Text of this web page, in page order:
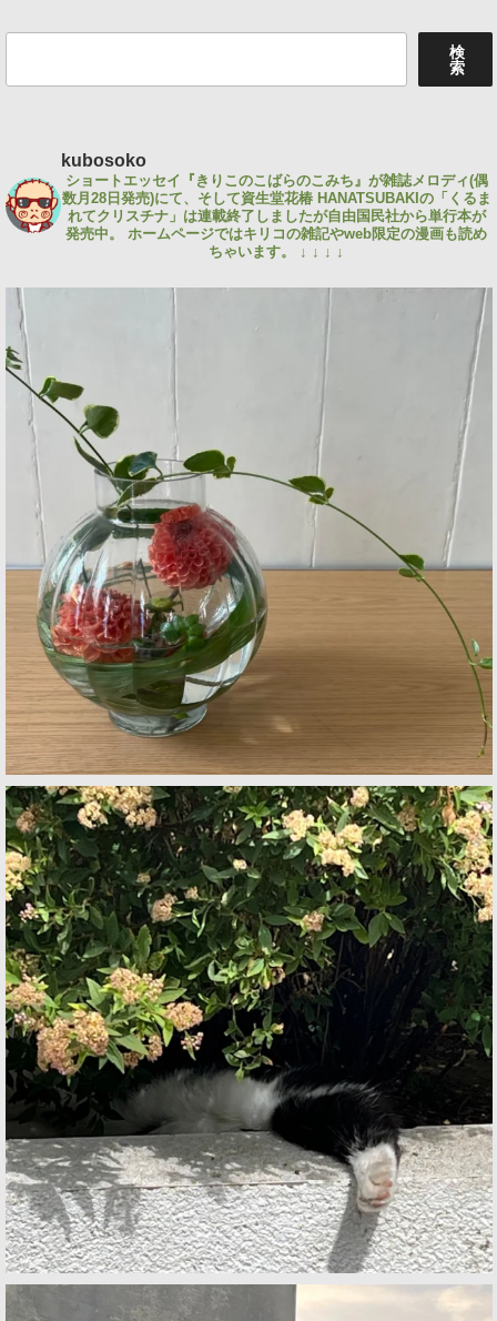
検
索
kubosoko
ショートエッセイ『きりこのこばらのこみち』が雑誌メロディ(偶
数月28日発売)にて、そして資生堂花椿 HANATSUBAKIの「くるま
れてクリスチナ」は連載終了しましたが自由国民社から単行本が
発売中。
ホームページではキリコの雑記やweb限定の漫画も読め
ちゃいます。
↓ ↓ ↓ ↓